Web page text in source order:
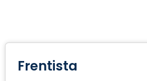
Frentista